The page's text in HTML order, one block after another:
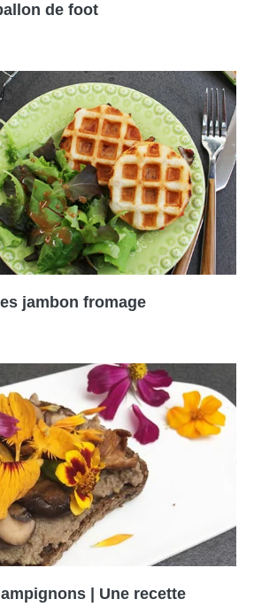
de foot
jambon fromage
| Une recette